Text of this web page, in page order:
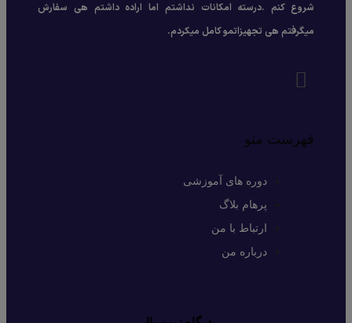
شروع کنم .درسته امکانات نداشتم اما اراده داشتم هی سفارش
میگرفتم هی تجهیزاتمو کامل میکردم.
فهرست منو
دوره های آموزشی
پرهام بلاگ
ارتباط با من
درباره من